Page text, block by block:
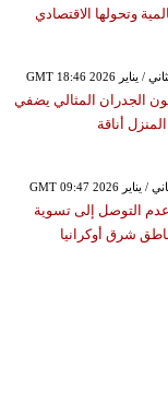
وتحولها الاقتصادي
الجدران المثالي يضفي
أناقة
التوصل إلى تسوية
شرق أوكرانيا